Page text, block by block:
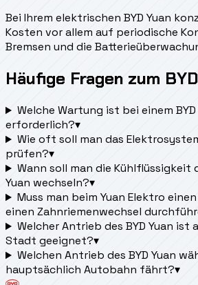
Bei Ihrem elektrischen BYD Yuan
Kosten vor allem auf periodische
Bremsen und die
Häufige Fragen zum
Welche Wartung ist bei einem
erforderlich?▾
Wie oft soll man das
prüfen?▾
Wann soll man die Kühlflüssigkeit
Yuan wechseln?▾
Muss man beim Yuan Elektro
einen Zahnriemenwechsel
Welcher Antrieb des BYD Yuan ist
Stadt geeignet?▾
Welchen Antrieb des BYD Yuan
hauptsächlich Autobahn fährt?▾